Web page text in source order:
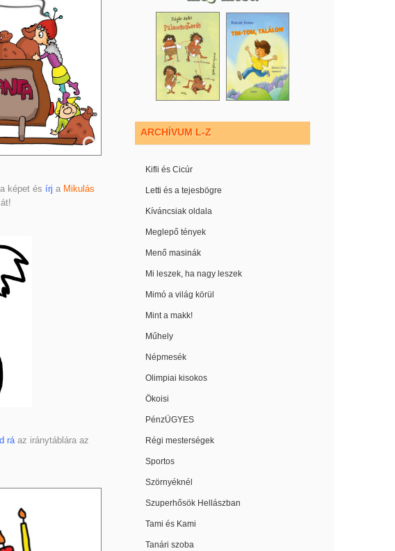
a képet és írj a Mikulás
ráaz iránytáblára az
ARCHÍVUM L-Z
Kifli és Cicúr
Letti és a tejesbögre
Kíváncsiak oldala
Meglepő tények
Menő masinák
Mi leszek, ha nagy leszek
Mimó a világ körül
Mint a makk!
Műhely
Népmesék
Olimpiai kisokos
Ökoisi
PénzÜGYES
Régi mesterségek
Sportos
Szörnyéknél
Szuperhősök Hellászban
Tami és Kami
Tanári szoba